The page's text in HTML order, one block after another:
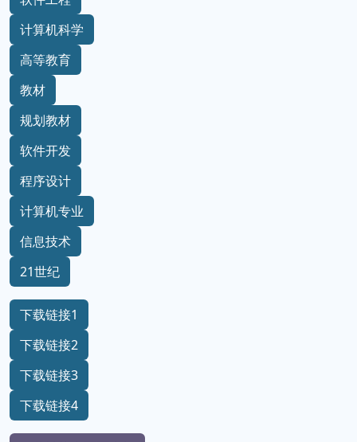
计算机科学
高等教育
教材
规划教材
软件开发
程序设计
计算机专业
信息技术
21世纪
下载链接1
下载链接2
下载链接3
下载链接4